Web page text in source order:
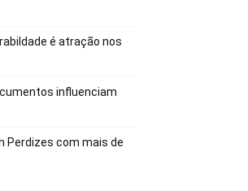
é atração nos
influenciam
Perdizes com mais de